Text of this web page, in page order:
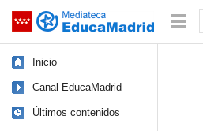
Saltar navegación
Inicio
Canal EducaMadrid
Últimos contenidos